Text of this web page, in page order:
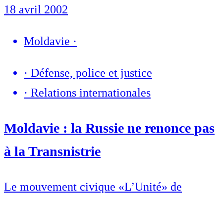
18 avril 2002
Moldavie ·
· Défense, police et justice
· Relations internationales
Moldavie : la Russie ne renonce pas
à la Transnistrie
Le mouvement civique «L’Unité» de